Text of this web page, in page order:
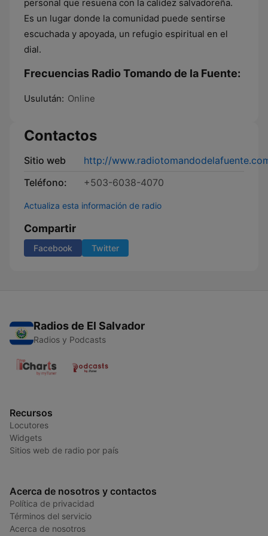
personal que resuena con la calidez salvadoreña.
Es un lugar donde la comunidad puede sentirse
escuchada y apoyada, un refugio espiritual en el
dial.
Frecuencias Radio Tomando de la Fuente:
Usulután: Online
Contactos
Sitio web
http://
Teléfono:
+503-6038-4070
Actualiza esta información de radio
Compartir
Facebook Twitter
Radios de El Salvador
Radios y Podcasts
Recursos
Locutores
Widgets
Sitios web de radio por país
Acerca de nosotros y contactos
Política de privacidad
Términos del servicio
Acerca de nosotros